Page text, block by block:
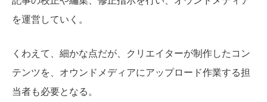
を運営していく。
くわえて、細かな点だが、クリエイターが制作したコン
テンツを、オウンドメディアにアップロード作業する担
当者も必要となる。